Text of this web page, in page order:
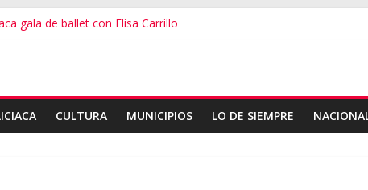
gala de ballet con Elisa Carrillo
del Museo Frissell de Mitla
CULTURA MUNICIPIOS LO DE SIEMPRE